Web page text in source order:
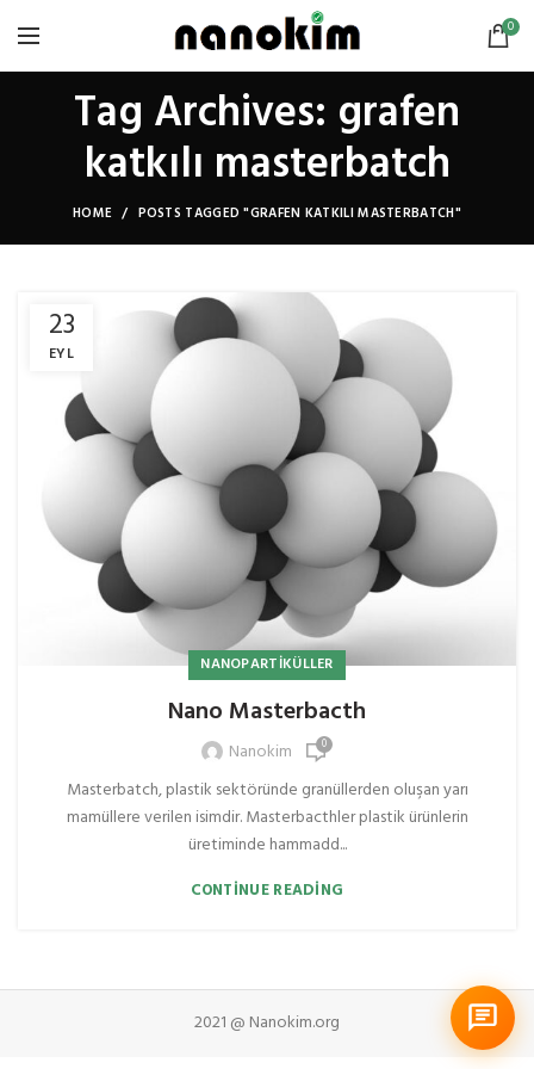
0
Tag Archives: grafen
katkılı masterbatch
HOME POSTS TAGGED "GRAFEN KATKILI MASTERBATCH"
23
EYL
NANOPARTIKÜLLER
Nano Masterbacth
Nanokim 0
Masterbatch, plastik sektöründe granüllerden oluşan yarı
mamüllere verilen isimdir. Masterbacthler plastik ürünlerin
üretiminde hammadd...
CONTINUE READING
2021 @ Nanokim.org